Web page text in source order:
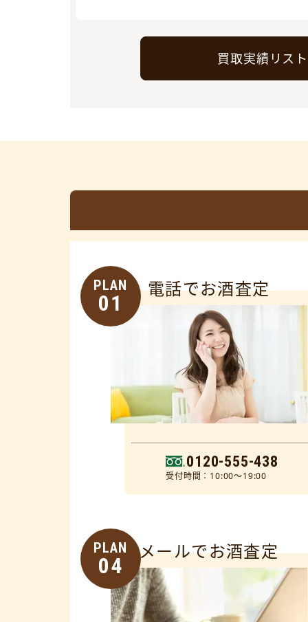
買取実績リスト
PLAN
01
電話でお酒査定
0120-555-438
受付時間：10:00～19:00
PLAN
04
メールでお酒査定